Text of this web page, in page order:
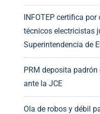
INFOTEP certifica
técnicos electricistas
Superintendencia de
PRM deposita
ante la JCE
Ola de robos y débil